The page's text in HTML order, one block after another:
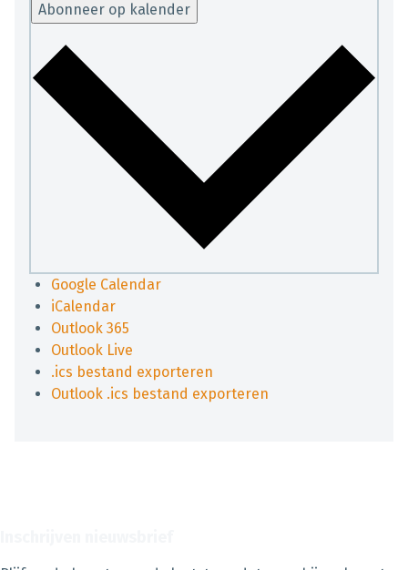
Abonneer op kalender
Google Calendar
iCalendar
Outlook 365
Outlook Live
.ics bestand exporteren
Outlook .ics bestand exporteren